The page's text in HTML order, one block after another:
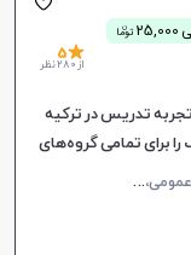
توما
ن
5
از 280 نظر
با چندین اثر آموزشی، ۳ سال تجربه تدریس در ترکیه
برای تمامی گروه‌های
م
کالمه زبان ترکی، زبان ترکی عمومی، زبان ترکی کودکان